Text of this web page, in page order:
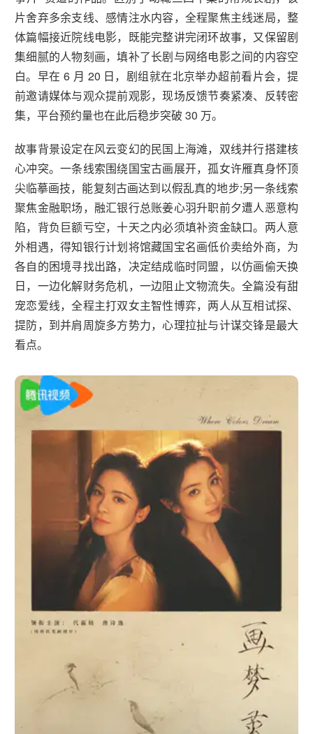
片舍弃多余支线、感情注水内容，全程聚焦主线迷局，整
体篇幅接近院线电影，既能完整讲完闭环故事，又保留剧
集细腻的人物刻画，填补了长剧与网络电影之间的内容空
白。早在 6 月 20 日，剧组就在北京举办超前看片会，提
前邀请媒体与观众提前观影，现场反馈节奏紧凑、反转密
集，平台预约量也在此后稳步突破 30 万。
故事背景设定在风云变幻的民国上海滩，双线并行搭建核
心冲突。一条线索围绕国宝古画展开，孤女许雁真身怀顶
尖临摹画技，能复刻古画达到以假乱真的地步;另一条线索
聚焦金融职场，融汇银行总账姜心羽升职前夕遭人恶意构
陷，背负巨额亏空，十天之内必须填补资金缺口。两人意
外相遇，得知银行计划将馆藏国宝名画低价卖给外商，为
各自的困境寻找出路，决定结成临时同盟，以仿画偷天换
日，一边化解财务危机，一边阻止文物流失。全篇没有甜
宠恋爱线，全程主打双女主智性博弈，两人从互相试探、
提防，到并肩周旋多方势力，心理拉扯与计谋交锋是最大
看点。